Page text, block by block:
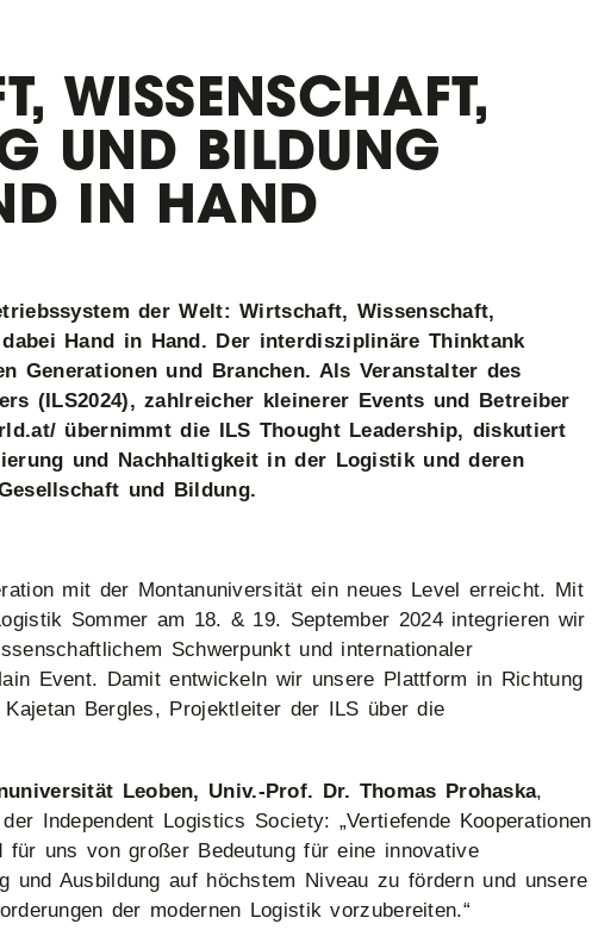
WISSENSCHAFT,
UND BILDUNG
IN HAND
der Welt: Wirtschaft, Wissenschaft,
Hand in Hand. Der interdisziplinäre Thinktank
Generationen und Branchen. Als Veranstalter des
(ILS2024), zahlreicher kleinerer Events und Betreiber
übernimmt die ILS Thought Leadership, diskutiert
und Nachhaltigkeit in der Logistik und deren
und Bildung.
mit der Montanuniversität ein neues Level erreicht. Mit
Sommer am 18. & 19. September 2024 integrieren wir
Schwerpunkt und internationaler
Event. Damit entwickeln wir unsere Plattform in Richtung
Bergles, Projektleiter der ILS über die
Leoben, Univ.-Prof. Dr. Thomas Prohaska,
Independent Logistics Society: „Vertiefende Kooperationen
für uns von großer Bedeutung für eine innovative
und Ausbildung auf höchstem Niveau zu fördern und unsere
der modernen Logistik vorzubereiten.“